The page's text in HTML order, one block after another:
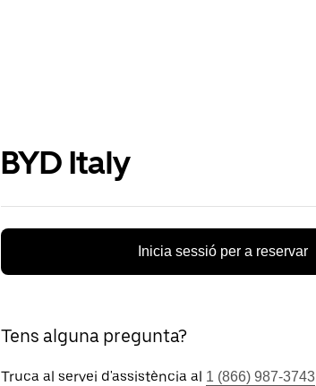
BYD Italy
Inicia sessió per a reservar
Tens alguna pregunta?
Truca al servei d'assistència al 1 (866) 987-3743